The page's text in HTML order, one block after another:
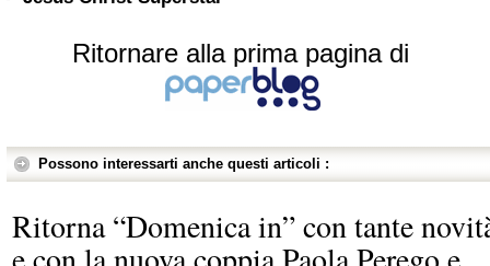
Ritornare alla prima pagina di
Possono interessarti anche questi articoli :
Ritorna “Domenica in” con tante